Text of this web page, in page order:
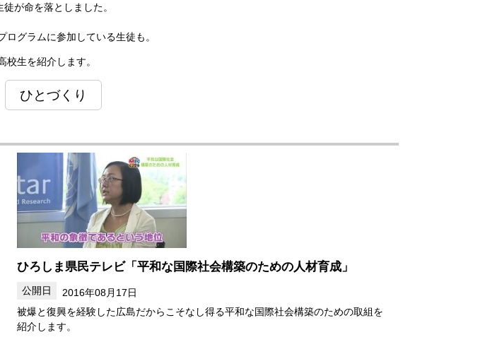
が命を落としました。
グラムに参加している生徒も。
生を紹介します。
ひとづくり
ひろしま県民テレビ「平和な国際社会構築のための人材育成」
2016年08月17日
被爆と復興を経験した広島だからこそなし得る平和な国際社会構築のための取組を
紹介します。